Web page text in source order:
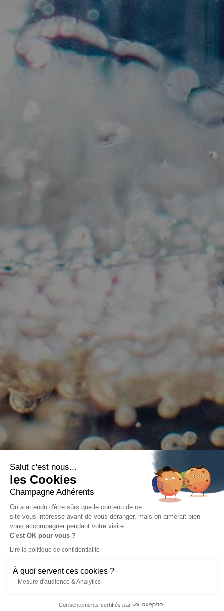
Salut c'est nous...
les Cookies
Champagne Adhérents
On a attendu d'être sûrs que le contenu de ce
site vous intéresse avant de vous déranger, mais on aimerait bien
vous accompagner pendant votre visite...
C'est OK pour vous ?
Lire la politique de confidentialité
À quoi servent ces cookies ?
Mesure d'audience & Analytics
Consentements certifiés par